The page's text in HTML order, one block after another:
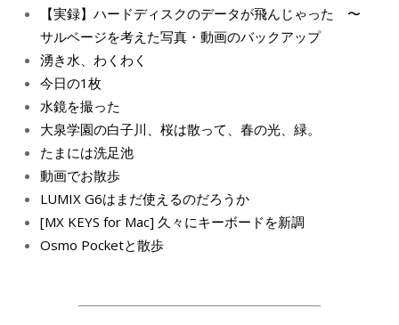
【実録】ハードディスクのデータが飛んじゃった 〜
サルベージを考えた写真・動画のバックアップ
湧き水、わくわく
今日の1枚
水鏡を撮った
大泉学園の白子川、桜は散って、春の光、緑。
たまには洗足池
動画でお散歩
LUMIX G6はまだ使えるのだろうか
[MX KEYS for Mac] 久々にキーボードを新調
Osmo Pocketと散歩